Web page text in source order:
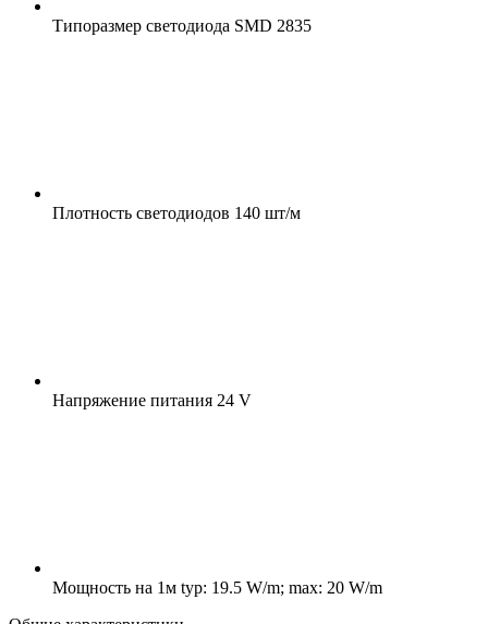
Типоразмер светодиода SMD 2835
Плотность светодиодов 140 шт/м
Напряжение питания 24 V
Мощность на 1м typ: 19.5 W/m; max: 20 W/m